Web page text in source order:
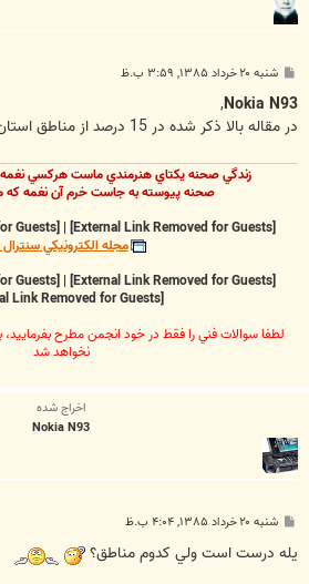
ت
شنبه ۲۰ خرداد ۱۳۸۵, ۳:۵۹ ب.ظ
Nokia N93
,
در مقاله بالا ذكر شده در 15 درصد از مناطق استان تهران
زندگي صحنه يکتاي هنرمندي ماست هرکسي نغمه
صحنه پيوسته به جاست خرم آن نغمه که
[External Link Removed for Guests]
|
[External Link Removed for Guests]
مجله الکترونيکي سنترال
[External Link Removed for Guests]
|
[External Link Removed for Guests]
[External Link Removed for Guests]
نخواهد شد
اخراج شده
Nokia N93
ت
شنبه ۲۰ خرداد ۱۳۸۵, ۴:۰۴ ب.ظ
يله درست است ولي کدوم مناطق؟